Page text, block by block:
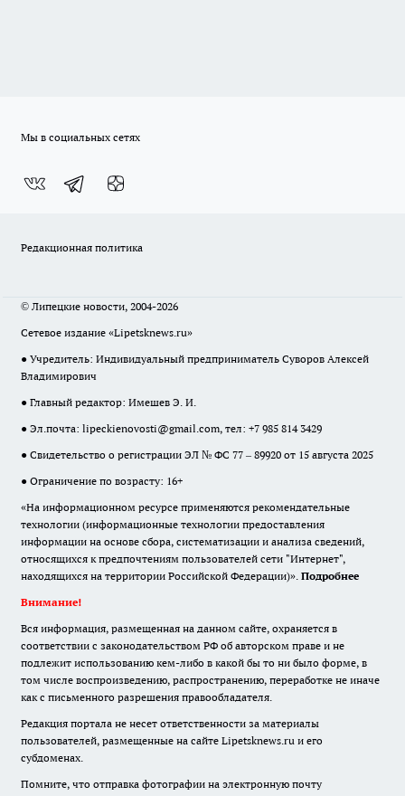
Мы в социальных сетях
Редакционная политика
© Липецкие новости, 2004-2026
Сетевое издание «Lipetsknews.ru»
● Учредитель: Индивидуальный предприниматель Суворов Алексей
Владимирович
● Главный редактор: Имешев Э. И.
● Эл.почта: lipeckienovosti@gmail.com, тел: +7 985 814 3429
● Свидетельство о регистрации ЭЛ № ФС 77 – 89920 от 15 августа 2025
● Ограничение по возрасту: 16+
«На информационном ресурсе применяются рекомендательные
технологии (информационные технологии предоставления
информации на основе сбора, систематизации и анализа сведений,
относящихся к предпочтениям пользователей сети "Интернет",
находящихся на территории Российской Федерации)». Подробнее
Внимание!
Вся информация, размещенная на данном сайте, охраняется в
соответствии с законодательством РФ об авторском праве и не
подлежит использованию кем-либо в какой бы то ни было форме, в
том числе воспроизведению, распространению, переработке не иначе
как с письменного разрешения правообладателя.
Редакция портала не несет ответственности за материалы
пользователей, размещенные на сайте Lipetsknews.ru и его
субдоменах.
Помните, что отправка фотографии на электронную почту